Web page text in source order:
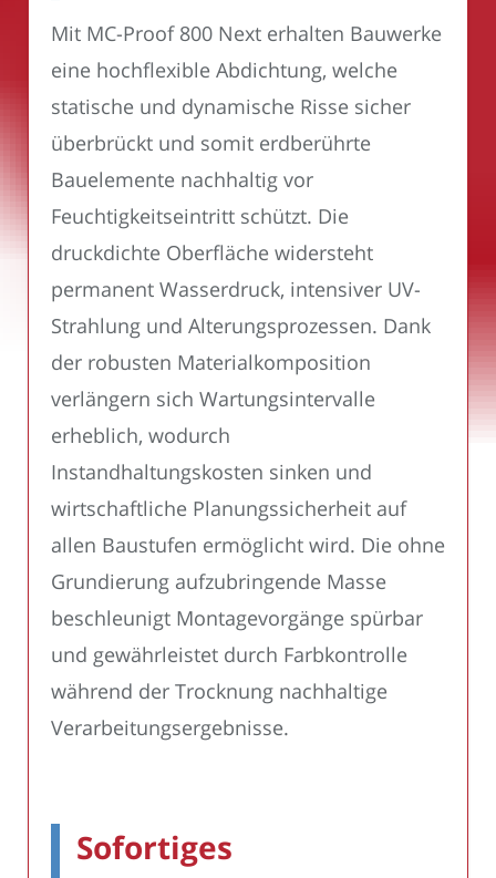
Mit MC-Proof 800 Next erhalten Bauwerke
eine hochflexible Abdichtung, welche
statische und dynamische Risse sicher
überbrückt und somit erdberührte
Bauelemente nachhaltig vor
Feuchtigkeitseintritt schützt. Die
druckdichte Oberfläche widersteht
permanent Wasserdruck, intensiver UV-
Strahlung und Alterungsprozessen. Dank
der robusten Materialkomposition
verlängern sich Wartungsintervalle
erheblich, wodurch
Instandhaltungskosten sinken und
wirtschaftliche Planungssicherheit auf
allen Baustufen ermöglicht wird. Die ohne
Grundierung aufzubringende Masse
beschleunigt Montagevorgänge spürbar
und gewährleistet durch Farbkontrolle
während der Trocknung nachhaltige
Verarbeitungsergebnisse.
Sofortiges